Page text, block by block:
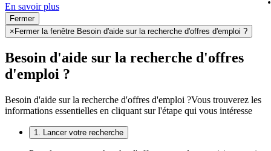
En savoir plus
Fermer
× Fermer la fenêtre Besoin d'aide sur la recherche d'offres d'emploi ?
Besoin d'aide sur la recherche d'offres
d'emploi ?
Besoin d'aide sur la recherche d'offres d'emploi ?Vous trouverez les
informations essentielles en cliquant sur l'étape qui vous intéresse
1. Lancer votre recherche